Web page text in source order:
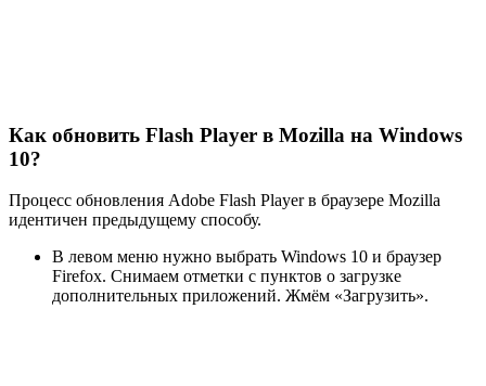
Как обновить Flash Player в Mozilla на Windows
10?
Процесс обновления Adobe Flash Player в браузере Mozilla
идентичен предыдущему способу.
В левом меню нужно выбрать Windows 10 и браузер
Firefox. Снимаем отметки с пунктов о загрузке
дополнительных приложений. Жмём «Загрузить».